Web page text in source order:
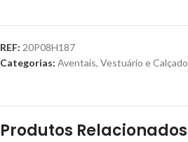
REF: 20P08H187
Categorias: Aventais, Vestuário e Calçado
Produtos Relacionados